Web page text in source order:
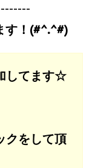
す！(#^.^#)
してます☆
クをして頂